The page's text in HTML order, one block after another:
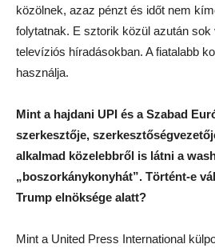
közölnek, azaz pénzt és időt nem
folytatnak. E sztorik közül azután
televíziós híradásokban. A fiatalabb
használja.
Mint a hajdani UPI és a Szabad
szerkesztője,
alkalmad közelebbről is látni a
„boszorkánykonyhát”. Történt-e
Trump elnöksége alatt?
Mint a United Press International